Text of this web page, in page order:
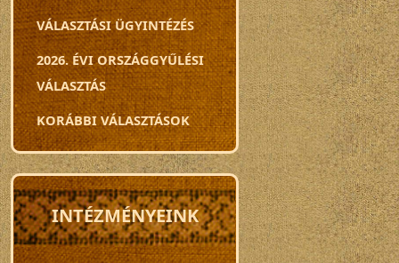
VÁLASZTÁSI ÜGYINTÉZÉS
2026. ÉVI ORSZÁGGYŰLÉSI
VÁLASZTÁS
KORÁBBI VÁLASZTÁSOK
INTÉZMÉNYEINK